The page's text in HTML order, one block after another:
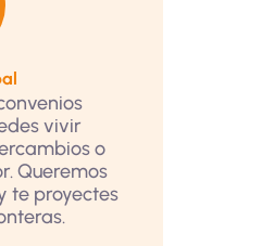
vivir
o
Queremos
te proyectes